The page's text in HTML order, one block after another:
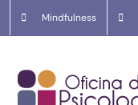
Mindfulness